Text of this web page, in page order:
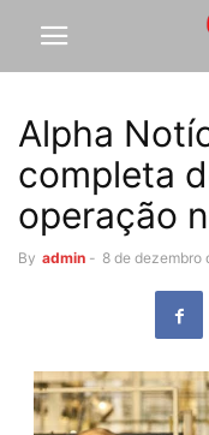
Alpha
completa
operação
By admin - 8 de dezembro